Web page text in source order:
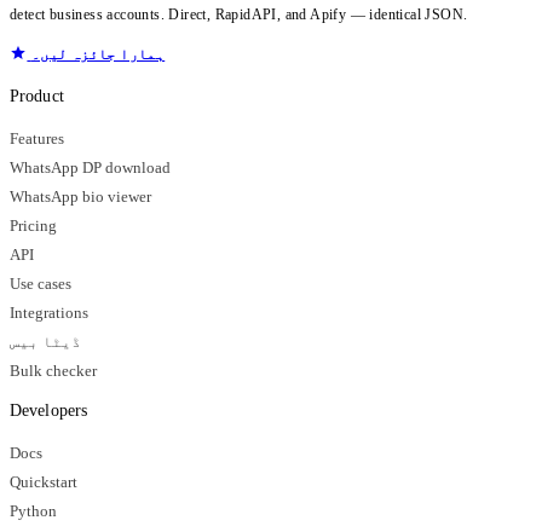
detect business accounts. Direct, RapidAPI, and Apify — identical JSON.
ہمارا جائزہ لیں۔
Product
Features
WhatsApp DP download
WhatsApp bio viewer
Pricing
API
Use cases
Integrations
ڈیٹا بیس
Bulk checker
Developers
Docs
Quickstart
Python